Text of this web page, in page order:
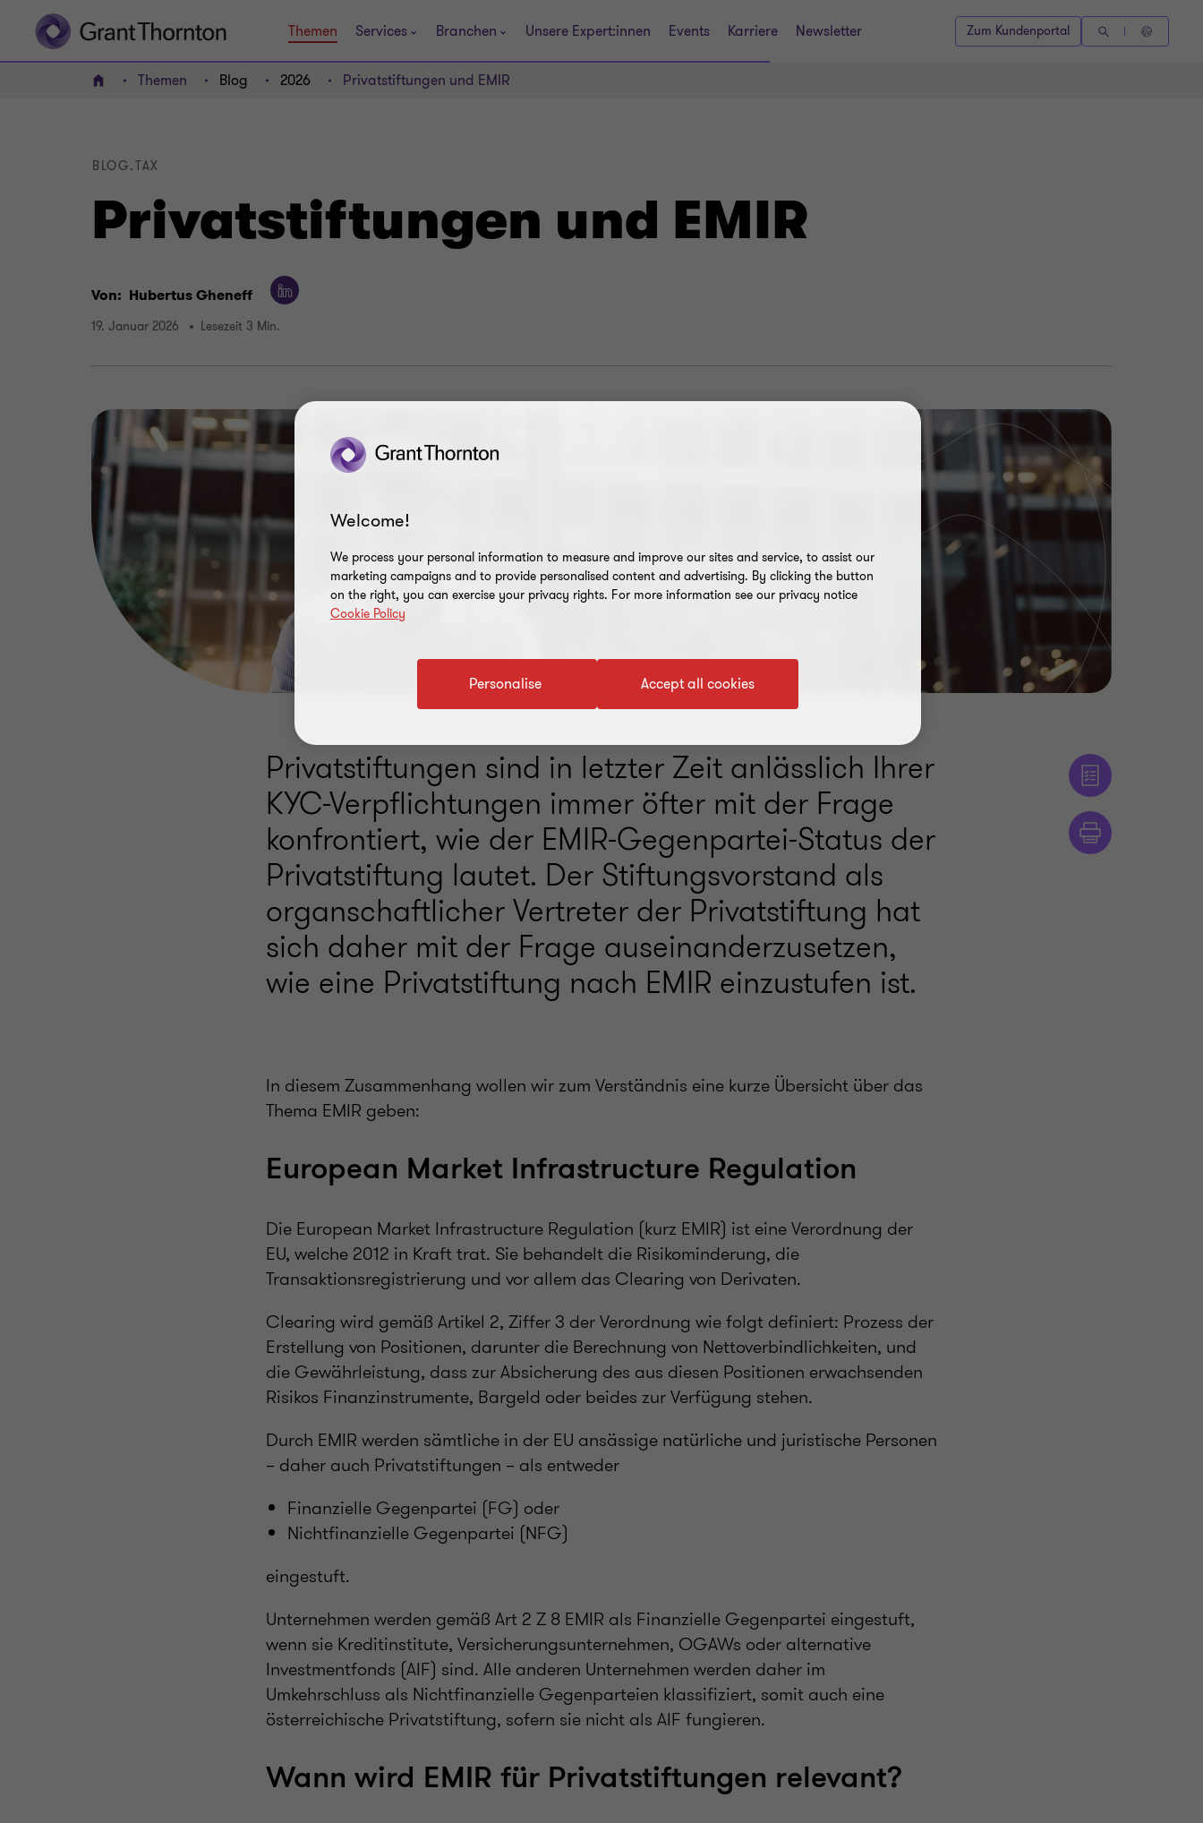
Themen Services Branchen Unsere Expert:innen Events Karriere Newsletter Zum Kundenportal
HOME Themen Blog 2026 Privatstiftungen und EMIR
Privatstiftungen und EMIR
BLOG.TAX
Von: Hubertus Gheneff
19. Januar 2026 Lesezeit 3 Min.
Privatstiftungen sind in letzter Zeit anlässlich Ihrer
KYC-Verpflichtungen immer öfter mit der Frage
konfrontiert, wie der EMIR-Gegenpartei-Status der
Privatstiftung lautet. Der Stiftungsvorstand als
organschaftlicher Vertreter der Privatstiftung hat
sich daher mit der Frage auseinanderzusetzen,
wie eine Privatstiftung nach EMIR einzustufen ist.
In diesem Zusammenhang wollen wir zum Verständnis eine kurze Übersicht über das
Thema EMIR geben:
European Market Infrastructure Regulation
Die European Market Infrastructure Regulation (kurz EMIR) ist eine Verordnung der
EU, welche 2012 in Kraft trat. Sie behandelt die Risikominderung, die
Transaktionsregistrierung und vor allem das Clearing von Derivaten.
Clearing wird gemäß Artikel 2, Ziffer 3 der Verordnung wie folgt definiert: Prozess der
Erstellung von Positionen, darunter die Berechnung von Nettoverbindlichkeiten, und
die Gewährleistung, dass zur Absicherung des aus diesen Positionen erwachsenden
Risikos Finanzinstrumente, Bargeld oder beides zur Verfügung stehen.
Durch EMIR werden sämtliche in der EU ansässige natürliche und juristische Personen
– daher auch Privatstiftungen – als entweder
Finanzielle Gegenpartei (FG) oder
Nichtfinanzielle Gegenpartei (NFG)
eingestuft.
Unternehmen werden gemäß Art 2 Z 8 EMIR als Finanzielle Gegenpartei eingestuft,
wenn sie Kreditinstitute, Versicherungsunternehmen, OGAWs oder alternative
Investmentfonds (AIF) sind. Alle anderen Unternehmen werden daher im
Umkehrschluss als Nichtfinanzielle Gegenparteien klassifiziert, somit auch eine
österreichische Privatstiftung, sofern sie nicht als AIF fungieren.
Wann wird EMIR für Privatstiftungen relevant?
Welcome!
We process your personal information to measure and improve our sites and service, to assist our
marketing campaigns and to provide personalised content and advertising. By clicking the button
on the right, you can exercise your privacy rights. For more information see our privacy notice
Cookie Policy
Accept all cookies
Personalise